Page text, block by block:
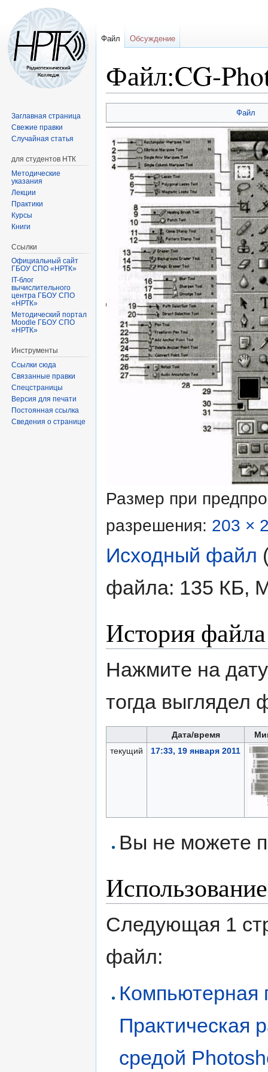
Файл:CG-
к
навигации
к
поиску
Файл
Размер при
разрешения: 203 ×
Исходный файл
файла: 135 КБ,
История файла
Нажмите на
тогда выглядел
Дата/время
текущий
17:33, 19 января 2011
Вы не можете
Следующая 1
файл:
Компьютерная
Практическая
средой
Файл Обсуждение
Заглавная страница
Свежие правки
Случайная статья
для студентов НТК
Методические
указания
Лекции
Практики
Курсы
Книги
Ссылки
Официальный сайт
ГБОУ СПО «НРТК»
IT-блог
вычислительного
центра ГБОУ СПО
«НРТК»
Методический портал
Moodle ГБОУ СПО
«НРТК»
Инструменты
Ссылки сюда
Связанные правки
Спецстраницы
Версия для печати
Постоянная ссылка
Сведения о странице